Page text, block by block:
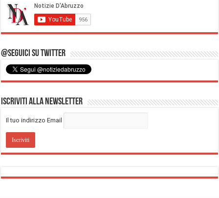
@Seguici su Twitter
Iscriviti alla Newsletter
Il tuo indirizzo Email